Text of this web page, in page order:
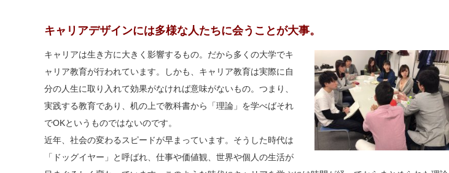
キャリアデザインには多様な人たちに会うことが大事。
キャリアは生き方に大きく影響するもの。だから多くの大学でキ
ャリア教育が行われています。しかも、キャリア教育は実際に自
分の人生に取り入れて効果がなければ意味がないもの。つまり、
実践する教育であり、机の上で教科書から「理論」を学べばそれ
でOKというものではないのです。
近年、社会の変わるスピードが早まっています。そうした時代は
「ドッグイヤー」と呼ばれ、仕事や価値観、世界や個人の生活が